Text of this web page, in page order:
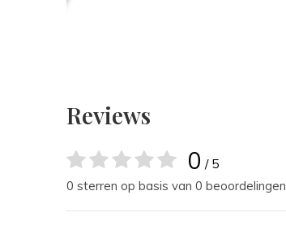
Reviews
0 / 5
0 sterren op basis van 0 beoordelingen